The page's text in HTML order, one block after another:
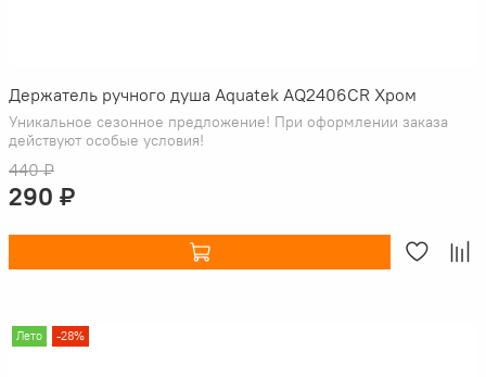
Держатель ручного душа Aquatek AQ2406CR Хром
Уникальное сезонное предложение! При оформлении заказа
действуют особые условия!
440 ₽
290 ₽
Лето -28%